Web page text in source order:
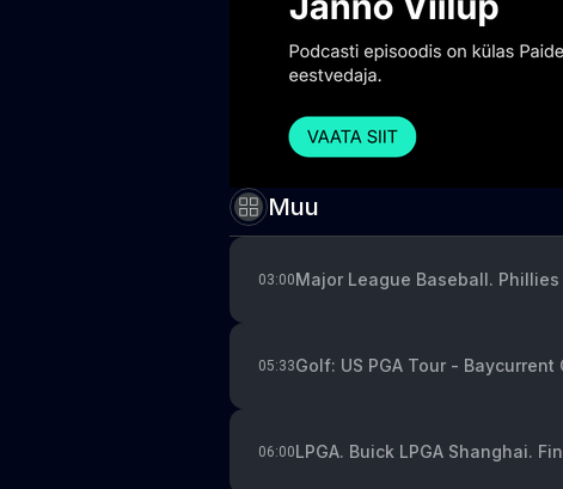
Muu
03:00Major League Baseball.
05:33Golf: US PGA Tour - Baycurrent
06:00LPGA. Buick LPGA Shanghai.